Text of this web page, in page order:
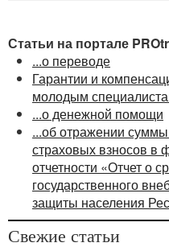
Статьи на портале
...о переводе
Гарантии и
молодым
...о денежной помощи
...об отражении
страховых взносов в
отчетности «Отчет о
государственного
защиты населения
Свежие статьи